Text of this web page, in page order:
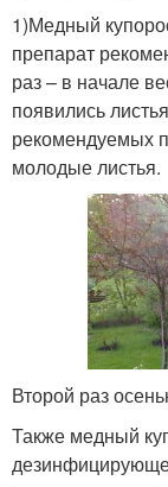
1)Медный
препарат
раз – в начале
появились
рекомендуемых
молодые листья.
Второй раз
Также медный